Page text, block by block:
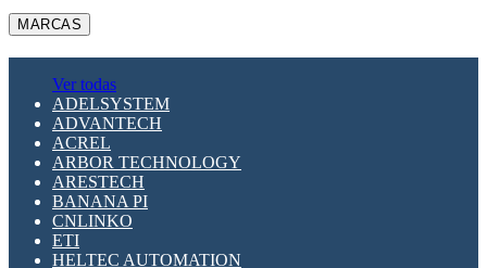
MARCAS
Ver todas
ADELSYSTEM
ADVANTECH
ACREL
ARBOR TECHNOLOGY
ARESTECH
BANANA PI
CNLINKO
ETI
HELTEC AUTOMATION